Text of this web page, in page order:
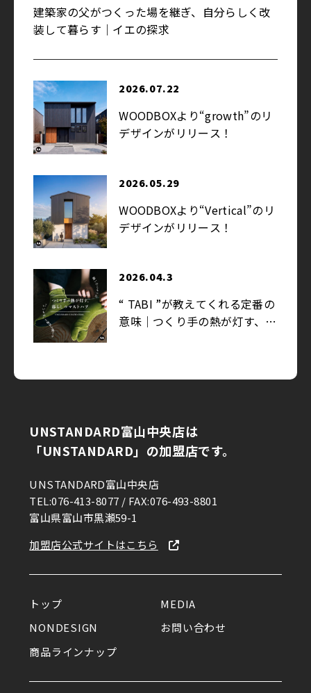
建築家の父がつくった場を継ぎ、自分らしく改
装して暮らす｜イエの探求
2026.07.22
WOODBOXより“growth”のリ
デザインがリリース！
2026.05.29
WOODBOXより“Vertical”のリ
デザインがリリース！
2026.04.3
“ TABI ”が教えてくれる定番の
意味｜つくり手の熱が灯す、暮
ゆかりある物を集め、ひとが集
まる。モデル・中島沙希が暮ら
す広大なワンルーム｜イエの探
求
UNSTANDARD富山中央店は
「UNSTANDARD」の加盟店です。
UNSTANDARD富山中央店
TEL:076-413-8077 / FAX:076-493-8801
富山県富山市黒瀬59-1
加盟店公式サイトはこちら
トップ
MEDIA
NONDESIGN
お問い合わせ
商品ラインナップ